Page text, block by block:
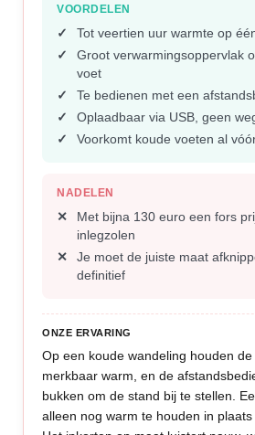
VOORDELEN
Tot veertien uur warmte op
Groot verwarmingsoppervlak
voet
Te bedienen met een
Oplaadbaar via USB, geen
Voorkomt koude voeten al
NADELEN
Met bijna 130 euro een fors
inlegzolen
Je moet de juiste maat
definitief
ONZE ERVARING
Op een koude wandeling houden
merkbaar warm, en de
bukken om de stand bij te stellen.
alleen nog warm te houden in plaats